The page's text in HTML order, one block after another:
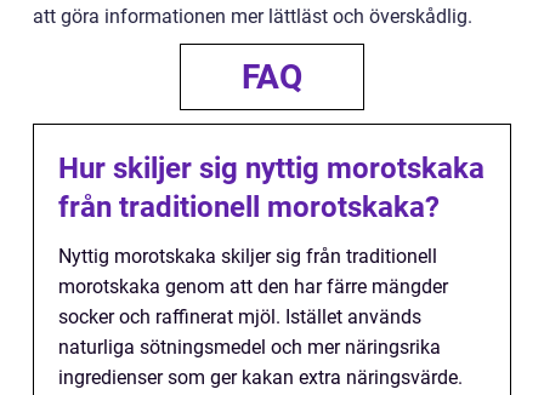
att göra informationen mer lättläst och överskådlig.
FAQ
Hur skiljer sig nyttig morotskaka
från traditionell morotskaka?
Nyttig morotskaka skiljer sig från traditionell
morotskaka genom att den har färre mängder
socker och raffinerat mjöl. Istället används
naturliga sötningsmedel och mer näringsrika
ingredienser som ger kakan extra näringsvärde.